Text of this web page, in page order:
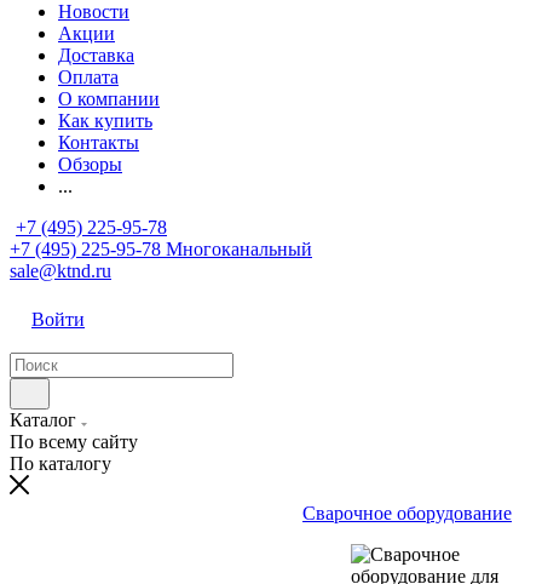
Новости
Акции
Доставка
Оплата
О компании
Как купить
Контакты
Обзоры
...
+7 (495) 225-95-78
+7 (495) 225-95-78 Многоканальный
sale@ktnd.ru
Войти
Каталог
По всему сайту
По каталогу
Сварочное оборудование